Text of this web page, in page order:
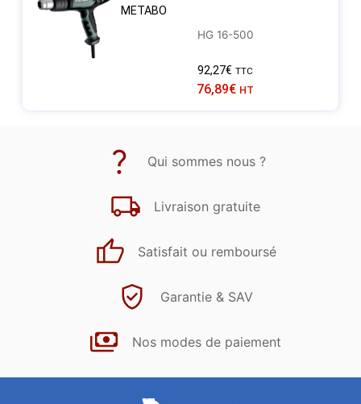
METABO
HG 16-500
92,27€ TTC
76,89€ HT
Qui sommes nous ?
Livraison gratuite
Satisfait ou remboursé
Garantie & SAV
Nos modes de paiement